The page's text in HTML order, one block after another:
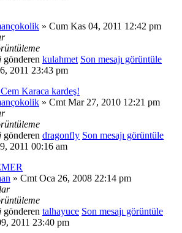
» Cum Kas 04, 2011 12:42 pm
gönderen kulahmet Son mesajı görüntüle
2011 23:43 pm
Karaca kardeş!
» Cmt Mar 27, 2010 12:21 pm
gönderen dragonfly Son mesajı görüntüle
2011 00:16 am
» Cmt Oca 26, 2008 22:14 pm
gönderen talhayuce Son mesajı görüntüle
2011 23:40 pm